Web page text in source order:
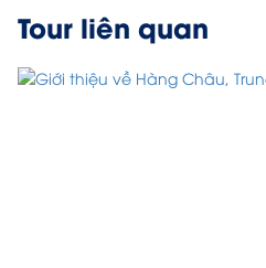
Tour liên quan